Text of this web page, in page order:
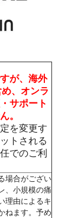
が、海外
、オンラ
サポート
。
を変更す
トされる
でのご利
場合がござい
、小規模の痛
理由によるキ
ねます。予め